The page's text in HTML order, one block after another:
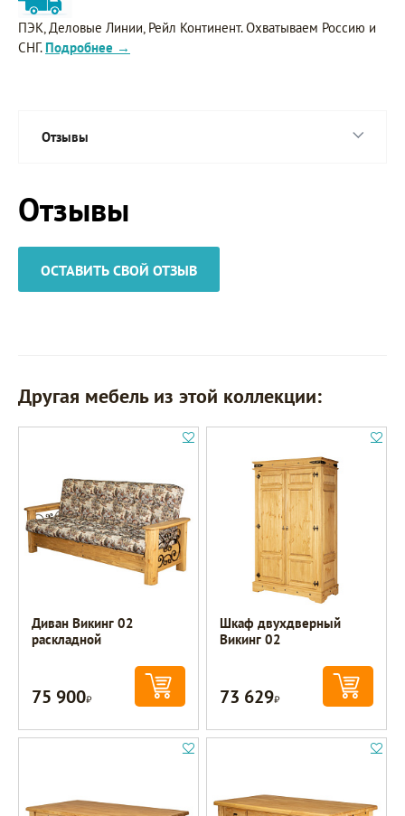
ПЭК, Деловые Линии, Рейл Континент. Охватываем Россию и
СНГ. Подробнее →
Отзывы
Отзывы
ОСТАВИТЬ СВОЙ ОТЗЫВ
Другая мебель из этой коллекции:
Диван Викинг 02
раскладной
75 900Р
Шкаф двухдверный
Викинг 02
73 629Р